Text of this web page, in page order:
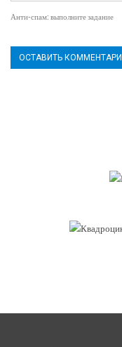
Анти-спам: выполните задание